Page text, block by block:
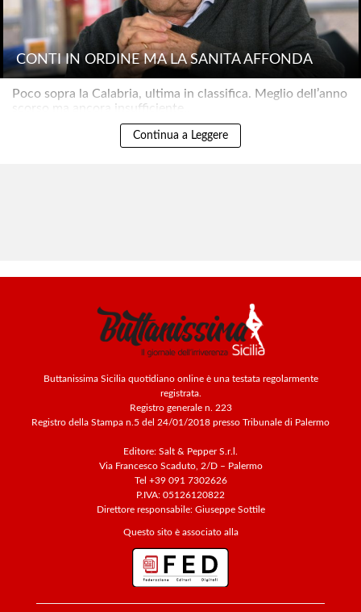
CONTI IN ORDINE MA LA SANITÀ AFFONDA
Poco sopra la Calabria, ultima in classifica. Meglio dell’anno
scorso ma ancora insufficiente..
Continua a Leggere
Buttanissima Sicilia quotidiano online è una testata regolarmente
registrata.
Registro generale n. 223
Registro della Stampa n.5 del 24/01/2018 presso Tribunale di Palermo
Editore: Salt & Pepper S.r.l.
Via Francesco Scaduto, 2/D – Palermo
Tel +39 091 7302626
P.IVA: 05126120822
Direttore responsabile: Giuseppe Sottile
Questo sito è associato alla